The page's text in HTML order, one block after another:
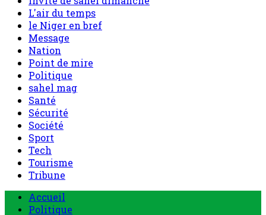
L'air du temps
le Niger en bref
Message
Nation
Point de mire
Politique
sahel mag
Santé
Sécurité
Société
Sport
Tech
Tourisme
Tribune
Accueil
Politique